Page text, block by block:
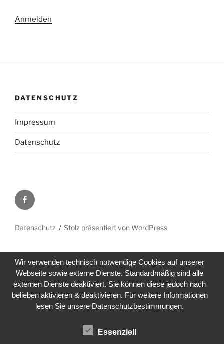
Anmelden
DATENSCHUTZ
Impressum
Datenschutz
Facebook
Datenschutz Stolz präsentiert von WordPress
Wir verwenden technisch notwendige Cookies auf unserer
Webseite sowie externe Dienste. Standardmäßig sind alle
externen Dienste deaktiviert. Sie können diese jedoch nach
belieben aktivieren & deaktivieren. Für weitere Informationen
lesen Sie unsere Datenschutzbestimmungen.
Essenziell